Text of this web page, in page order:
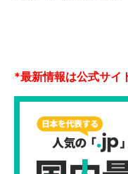
*最新情報は公式サ